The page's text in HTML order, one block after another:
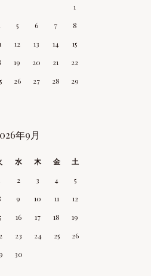
1
5 6 7
8
12 13 14
15
19 20 21
22
26 27 28
29
年9月
水 木 金
土
2 3 4
5
9 10 11
12
16 17 18
19
23 24 25
26
30